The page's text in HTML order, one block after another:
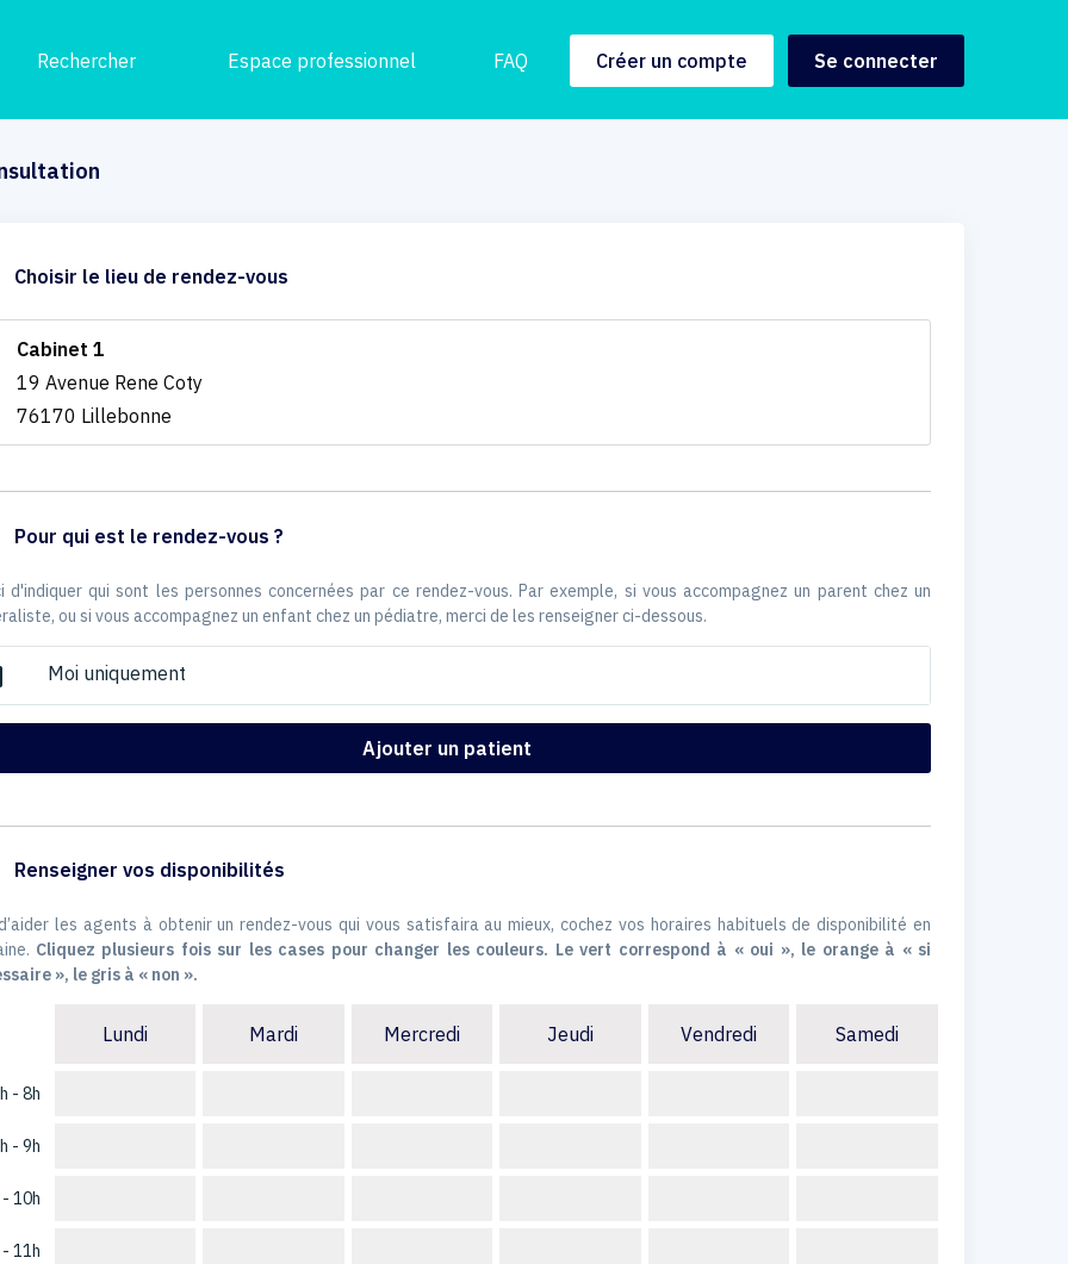
Rechercher Espace professionnel FAQ Créer un compte Se connecter
Choisir le lieu de rendez-vous
Cabinet 1
19 Avenue Rene Coty
76170 Lillebonne
Pour qui est le rendez-vous ?
d'indiquer qui sont les personnes concernées par ce rendez-vous. Par exemple, si vous accompagnez un parent chez un
ou si vous accompagnez un enfant chez un pédiatre, merci de les renseigner ci-dessous.
Moi uniquement
Ajouter un patient
Renseigner vos disponibilités
les agents à obtenir un rendez-vous qui vous satisfaira au mieux, cochez vos horaires habituels de disponibilité en
Cliquez plusieurs fois sur les cases pour changer les couleurs. Le vert correspond à « oui », le orange à « si
», le gris à « non ».
- 8h
- 9h
10h
11h
Lundi Mardi Mercredi Jeudi Vendredi Samedi